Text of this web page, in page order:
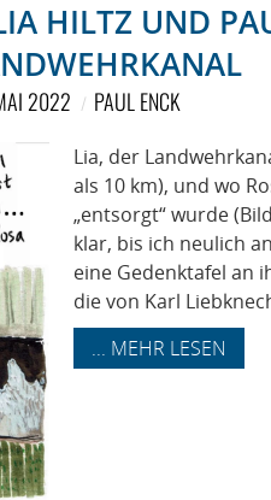
HILTZ UND
2022 PAUL ENCK
Lia, der
als 10 km), und wo
„entsorgt“ wurde
klar, bis ich neulich
eine Gedenktafel an
die von Karl
... MEHR LESEN